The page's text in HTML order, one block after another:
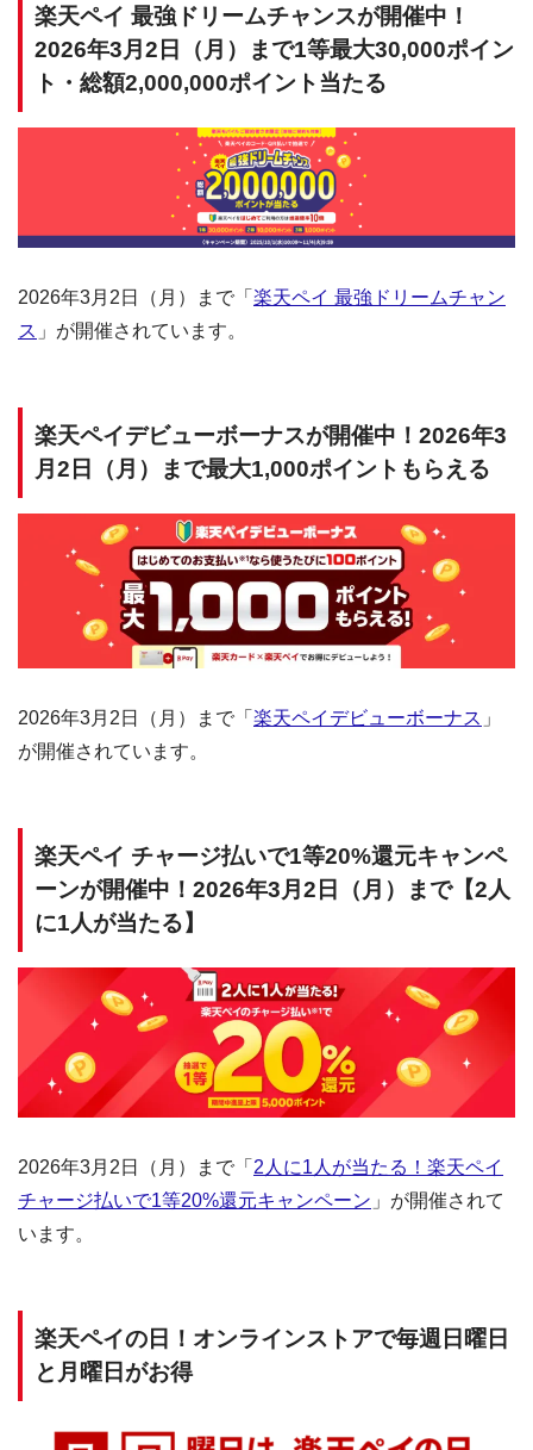
楽天ペイ 最強ドリームチャンスが開催中！
2026年3月2日（月）まで1等最大30,000ポイン
ト・総額2,000,000ポイント当たる
2026年3月2日（月）まで「 楽天ペイ 最強ドリームチャン
ス 」が開催されています。
楽天ペイデビューボーナスが開催中！2026年3
月2日（月）まで最大1,000ポイントもらえる
2026年3月2日（月）まで「 楽天ペイデビューボーナス 」
が開催されています。
楽天ペイ チャージ払いで1等20%還元キャンペ
ーンが開催中！2026年3月2日（月）まで【2人
に1人が当たる】
2026年3月2日（月）まで「 2人に1人が当たる！楽天ペイ
チャージ払いで1等20%還元キャンペーン 」が開催されて
います。
楽天ペイの日！オンラインストアで毎週日曜日
と月曜日がお得